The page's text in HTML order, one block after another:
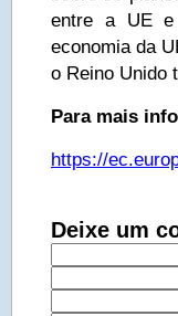
entre a UE e
economia da
o Reino Unido
Para mais
https://
Deixe um